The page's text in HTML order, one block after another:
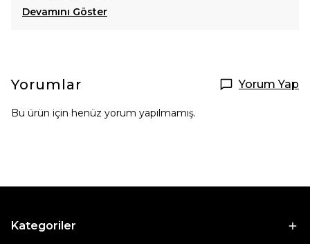
Devamını Göster
Yorumlar Yorum Yap
Bu ürün için henüz yorum yapılmamış.
Kategoriler